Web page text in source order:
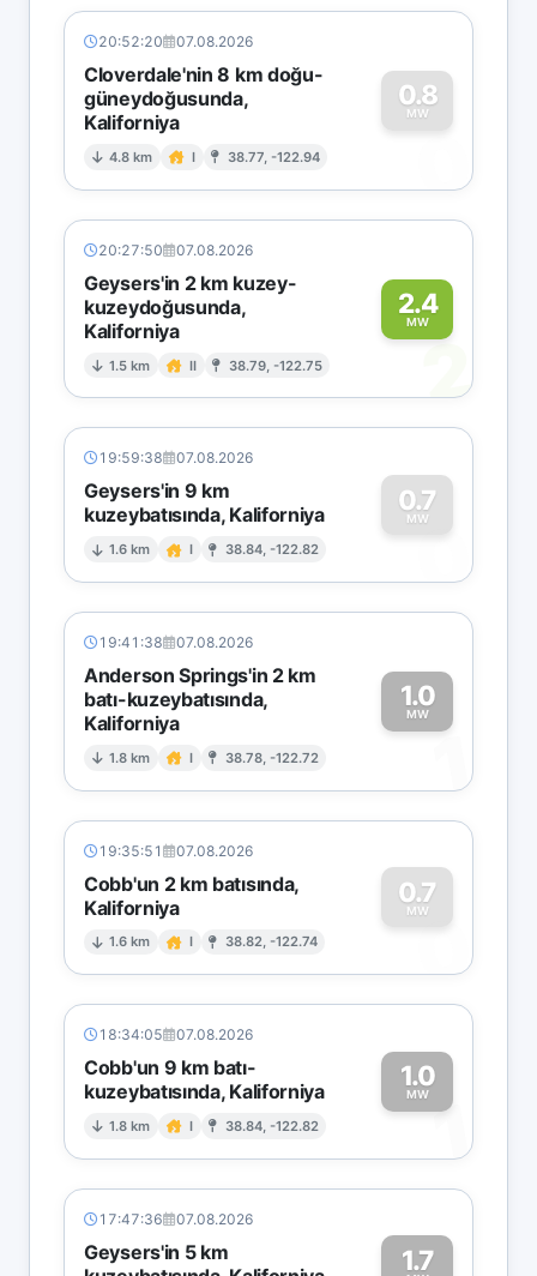
20:52:20 07.08.2026
Cloverdale'nin 8 km doğu-
güneydoğusunda,
Kaliforniya
4.8 km I 38.77, -122.94
0.8
MW
0
20:27:50 07.08.2026
Geysers'in 2 km kuzey-
kuzeydoğusunda,
Kaliforniya
1.5 km II 38.79, -122.75
2.4
MW
2
19:59:38 07.08.2026
Geysers'in 9 km
kuzeybatısında, Kaliforniya
1.6 km I 38.84, -122.82
0.7
MW
0
19:41:38 07.08.2026
Anderson Springs'in 2 km
batı-kuzeybatısında,
Kaliforniya
1.8 km I 38.78, -122.72
1.0
MW
1
19:35:51 07.08.2026
Cobb'un 2 km batısında,
Kaliforniya
1.6 km I 38.82, -122.74
0.7
MW
0
18:34:05 07.08.2026
Cobb'un 9 km batı-
kuzeybatısında, Kaliforniya
1.8 km I 38.84, -122.82
1.0
MW1
17:47:36 07.08.2026
Geysers'in 5 km
1.7